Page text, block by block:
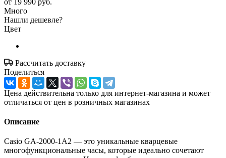
Много
Нашли дешевле?
Цвет
Рассчитать доставку
Поделиться
Цена действительна только для интернет-магазина и может
отличаться от цен в розничных магазинах
Описание
Casio GA-2000-1A2 — это уникальные кварцевые
многофункциональные часы, которые идеально сочетают